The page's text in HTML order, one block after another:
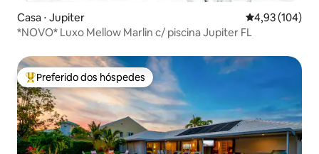
Casa ⋅ Jupiter 4,93 de uma
4,93 (104)
*NOVO* Luxo Mellow Marlin c/ piscina Jupiter FL
Entre os melhores preferidos dos hóspedes
Preferido dos hóspedes